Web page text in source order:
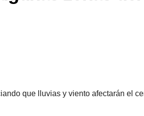
que lluvias y viento afectarán el